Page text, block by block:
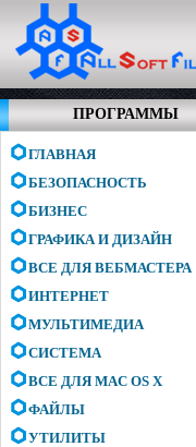
ПРОГРАММЫ
ГЛАВНАЯ
БЕЗОПАСНОСТЬ
БИЗНЕС
ГРАФИКА И ДИЗАЙН
ВСЕ ДЛЯ ВЕБМАСТЕРА
ИНТЕРНЕТ
МУЛЬТИМЕДИА
СИСТЕМА
ВСЕ ДЛЯ MAC OS X
ФАЙЛЫ
УТИЛИТЫ